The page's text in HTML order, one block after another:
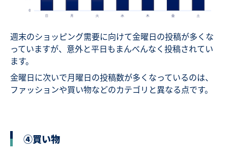
週末のショッピング需要に向けて金曜日の投稿が多くな
っていますが、意外と平日もまんべんなく投稿されてい
ます。
金曜日に次いで月曜日の投稿数が多くなっているのは、
ファッションや買い物などのカテゴリと異なる点です。
④買い物